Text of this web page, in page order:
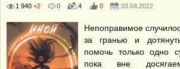
1 940 +2 0 4 0 03.04.2022
Непоправимое
за гранью и
помочь только одно
пока вне